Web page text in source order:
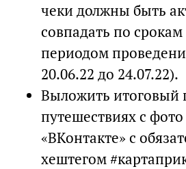
чеки должны быть
совпадать по
периодом
20.06.22 до 24.07.22).
Выложить итоговый
путешествиях с
«ВКонтакте» с
хештегом